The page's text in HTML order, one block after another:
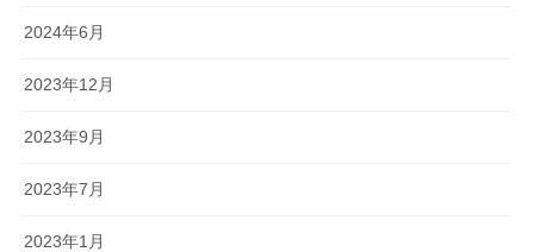
2024年6月
2023年12月
2023年9月
2023年7月
2023年1月